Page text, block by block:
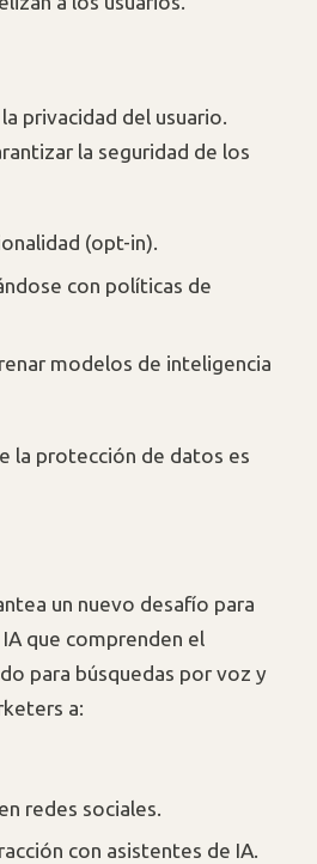
privacidad del usuario.
la seguridad de los
(opt-in).
con políticas de
modelos de inteligencia
la protección de datos es
un nuevo desafío para
que comprenden el
para búsquedas por voz y
a:
redes sociales.
con asistentes de IA.